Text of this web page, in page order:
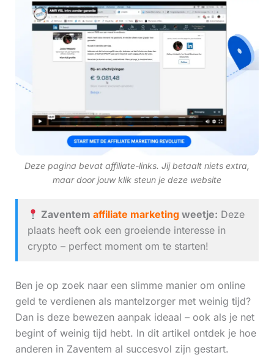
Deze pagina bevat affiliate-links. Jij betaalt niets extra,
maar door jouw klik steun je deze website
Zaventem affiliate marketingweetje: Deze
plaats heeft ook een groeiende interesse in
crypto – perfect moment om te starten!
Ben je op zoek naar een slimme manier om online
geld te verdienen als mantelzorger met weinig tijd?
Dan is deze bewezen aanpak ideaal – ook als je net
begint of weinig tijd hebt. In dit artikel ontdek je hoe
anderen in Zaventem al succesvol zijn gestart.